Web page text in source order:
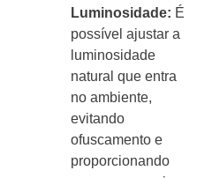
Luminosidade: É
possível ajustar a
luminosidade
natural que entra
no ambiente,
evitando
ofuscamento e
proporcionando